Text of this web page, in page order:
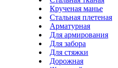
Крученая манье
Стальная плетеная
Арматурная
Для армирования
Для забора
Для стяжки
Дорожная